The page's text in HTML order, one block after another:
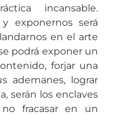
incansable.
y exponernos será
en el arte
podrá exponer un
forjar una
ademanes, lograr
serán los enclaves
fracasar en un